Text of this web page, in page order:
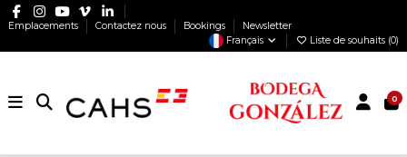
Emplacements Contactez nous Bookings
Newsletter
Français
Liste de souhaits (0)
0